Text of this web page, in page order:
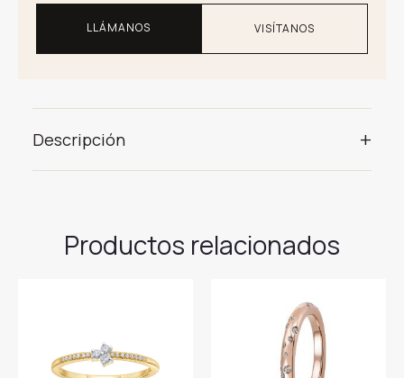
LLÁMANOS VISÍTANOS
Descripción +
Productos relacionados